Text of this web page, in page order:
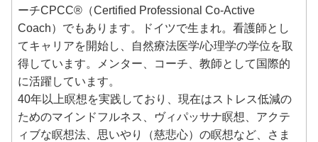
ーチCPCC®（Certified Professional Co-Active
Coach）でもあります。ドイツで生まれ。看護師とし
てキャリアを開始し、自然療法医学/心理学の学位を取
得しています。メンター、コーチ、教師として国際的
に活躍しています。
40年以上瞑想を実践しており、現在はストレス低減の
ためのマインドフルネス、ヴィパッサナ瞑想、アクテ
ィブな瞑想法、思いやり（慈悲心）の瞑想など、さま